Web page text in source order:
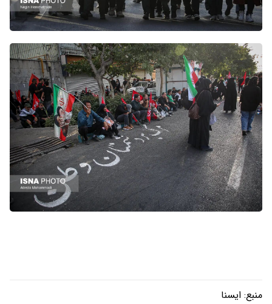
منبع: ایسنا